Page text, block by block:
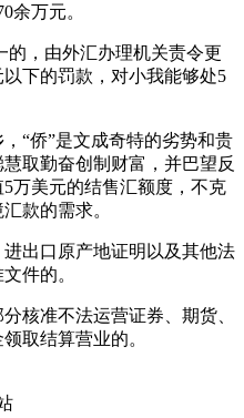
余万元。
，由外汇办理机关责令更
下的罚款，对小我能够处5
侨”是文成奇特的劣势和贵
取勤奋创制财富，并巴望反
万美元的结售汇额度，不克
款的需求。
出口原产地证明以及其他法
件的。
准不法运营证券、期货、
取结算营业的。